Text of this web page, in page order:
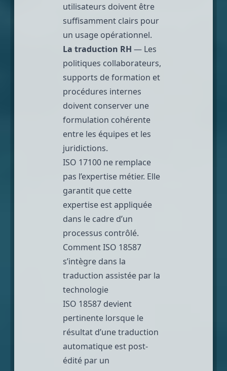
utilisateurs doivent être
suffisamment clairs pour
un usage opérationnel.
La traduction RH — Les
politiques collaborateurs,
supports de formation et
procédures internes
doivent conserver une
formulation cohérente
entre les équipes et les
juridictions.
ISO 17100 ne remplace
pas l’expertise métier. Elle
garantit que cette
expertise est appliquée
dans le cadre d’un
processus contrôlé.
Comment ISO 18587
s’intègre dans la
traduction assistée par la
technologie
ISO 18587 devient
pertinente lorsque le
résultat d’une traduction
automatique est post-
édité par un